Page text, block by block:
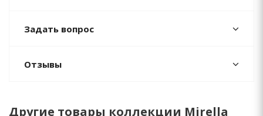
Задать вопрос
Отзывы
Другие товары коллекции Mirella